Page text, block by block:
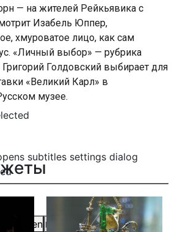
subtitles settings dialog
Fullscreen
— на жителей Рейкьявика с
Изабель Юппер,
хмуроватое лицо, как сам
«Личный выбор» — рубрика
Голдовский выбирает для
«Великий Карл» в
музее.